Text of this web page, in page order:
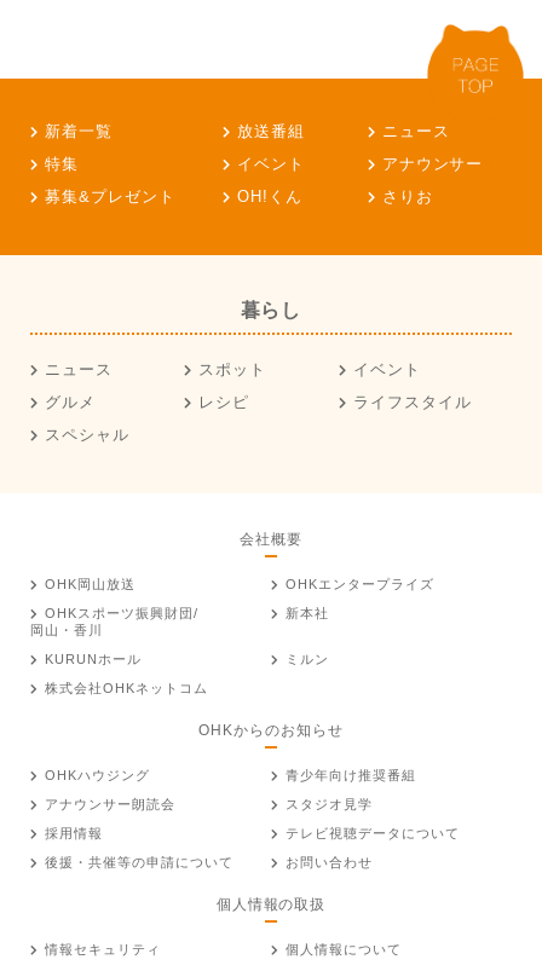
新着一覧 放送番組
ニュース
特集
イベント
アナウンサー
募集&プレゼント
OH!くん さりお
暮らし
ニュース スポット
イベント
グルメ
レシピ
ライフスタイル
スペシャル
会社概要
OHK岡山放送
OHKエンタープライズ
OHKスポーツ振興財団/
岡山・香川
新本社
KURUNホール
ミルン
株式会社OHKネットコム
OHKからのお知らせ
OHKハウジング
青少年向け推奨番組
アナウンサー朗読会
スタジオ見学
採用情報
テレビ視聴データについて
後援・共催等の申請について
お問い合わせ
個人情報の取扱
情報セキュリティ
個人情報について